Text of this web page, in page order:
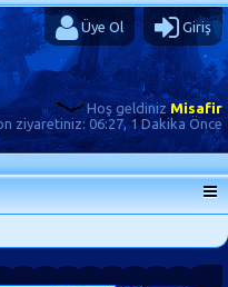
Üye Ol Giriş
Hoş geldinizMisafir
ziyaretiniz: 06:27, 1 Dakika Önce